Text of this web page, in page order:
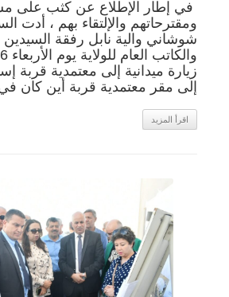
في إطار الإطلاع عن كثب على
ومقترحاتهم والإلتقاء بهم ، أدت
شوشاني والية نابل رفقة السيدين
زيارة ميدانية إلى معتمدية قربة
إلى مقر معتمدية قربة أين كان في
اقرأ المزيد